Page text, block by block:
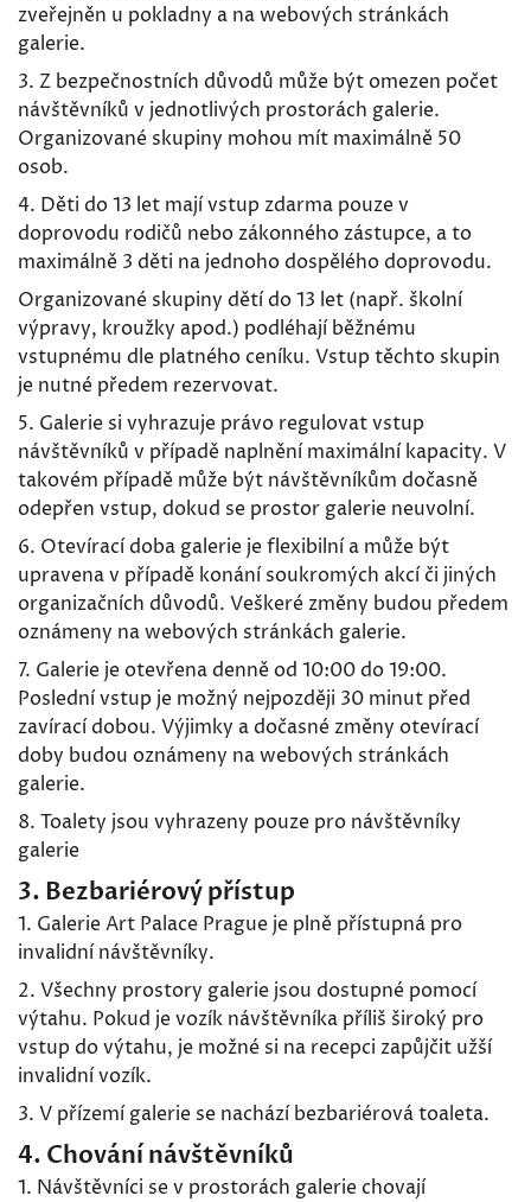
zveřejněn u pokladny a na webových stránkách
galerie.
3. Z bezpečnostních důvodů může být omezen počet
návštěvníků v jednotlivých prostorách galerie.
Organizované skupiny mohou mít maximálně 50
osob.
4. Děti do 13 let mají vstup zdarma pouze v
doprovodu rodičů nebo zákonného zástupce, a to
maximálně 3 děti na jednoho dospělého doprovodu.
Organizované skupiny dětí do 13 let (např. školní
výpravy, kroužky apod.) podléhají běžnému
vstupnému dle platného ceníku. Vstup těchto skupin
je nutné předem rezervovat.
5. Galerie si vyhrazuje právo regulovat vstup
návštěvníků v případě naplnění maximální kapacity. V
takovém případě může být návštěvníkům dočasně
odepřen vstup, dokud se prostor galerie neuvolní.
6. Otevírací doba galerie je flexibilní a může být
upravena v případě konání soukromých akcí či jiných
organizačních důvodů. Veškeré změny budou předem
oznámeny na webových stránkách galerie.
7. Galerie je otevřena denně od 10:00 do 19:00.
Poslední vstup je možný nejpozději 30 minut před
zavírací dobou. Výjimky a dočasné změny otevírací
doby budou oznámeny na webových stránkách
galerie.
8. Toalety jsou vyhrazeny pouze pro návštěvníky
galerie
3. Bezbariérový přístup
1. Galerie Art Palace Prague je plně přístupná pro
invalidní návštěvníky.
2. Všechny prostory galerie jsou dostupné pomocí
výtahu. Pokud je vozík návštěvníka příliš široký pro
vstup do výtahu, je možné si na recepci zapůjčit užší
invalidní vozík.
3. V přízemí galerie se nachází bezbariérová toaleta.
4. Chování návštěvníků
1. Návštěvníci se v prostorách galerie chovají